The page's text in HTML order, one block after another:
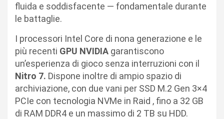
fluida e soddisfacente — fondamentale durante
le battaglie.
I processori Intel Core di nona generazione e le
più recenti GPU NVIDIA garantiscono
un’esperienza di gioco senza interruzioni con il
Nitro 7. Dispone inoltre di ampio spazio di
archiviazione, con due vani per SSD M.2 Gen 3×4
PCIe con tecnologia NVMe in Raid , fino a 32 GB
di RAM DDR4 e un massimo di 2 TB su HDD.